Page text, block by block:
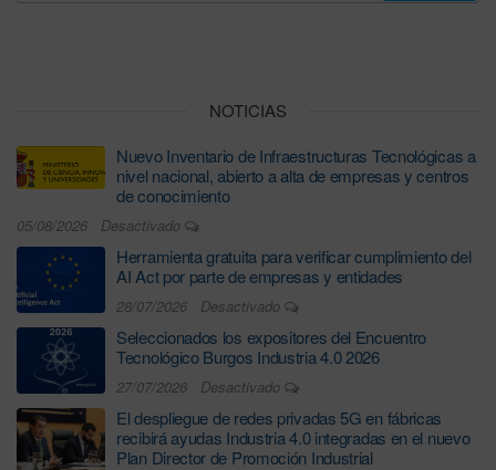
NOTICIAS
Nuevo Inventario de Infraestructuras Tecnológicas a
nivel nacional, abierto a alta de empresas y centros
de conocimiento
05/08/2026 Desactivado
Herramienta gratuita para verificar cumplimiento del
AI Act por parte de empresas y entidades
28/07/2026 Desactivado
Seleccionados los expositores del Encuentro
Tecnológico Burgos Industria 4.0 2026
27/07/2026 Desactivado
El despliegue de redes privadas 5G en fábricas
recibirá ayudas Industria 4.0 integradas en el nuevo
Plan Director de Promoción Industrial